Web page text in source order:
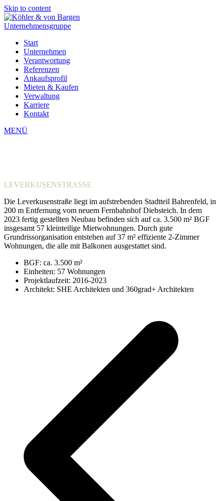
Skip to content
Start
Unternehmen
Verantwortung
Referenzen
Ankaufsprofil
Mieten & Kaufen
Verwaltung
Karriere
Kontakt
MENÜOpen
Close
LEVERKUSENSTRASSE
Die Leverkusenstraße liegt im aufstrebenden Stadtteil Bahrenfeld, in
200 m Entfernung vom neuem Fernbahnhof Diebsteich. In dem
2023 fertig gestellten Neubau befinden sich auf ca. 3.500 m² BGF
insgesamt 57 kleinteilige Mietwohnungen. Durch gute
Grundrissorganisation entstehen auf 37 m² effiziente 2-Zimmer
Wohnungen, die alle mit Balkonen ausgestattet sind.
BGF: ca. 3.500 m²
Einheiten: 57 Wohnungen
Projektlaufzeit: 2016-2023
Architekt: SHE Architekten und 360grad+ Architekten